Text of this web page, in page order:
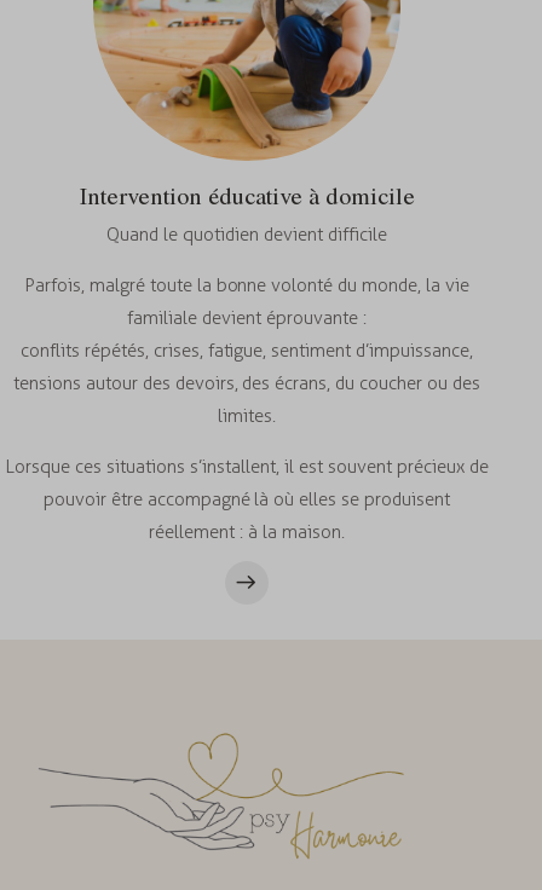
Intervention éducative à domicile
Quand le quotidien devient difficile
Parfois, malgré toute la bonne volonté du monde, la vie
familiale devient éprouvante :
conflits répétés, crises, fatigue, sentiment d’impuissance,
tensions autour des devoirs, des écrans, du coucher ou des
limites.
Lorsque ces situations s’installent, il est souvent précieux de
pouvoir être accompagné là où elles se produisent
réellement : à la maison.